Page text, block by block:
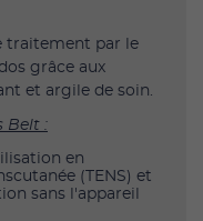
traitement par le
grâce aux
et argile de soin.
Belt :
en
(TENS) et
sans l'appareil